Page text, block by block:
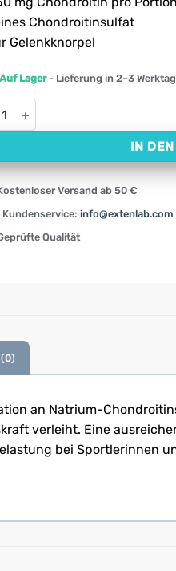
Chondroitinsulfat
Gelenkknorpel
Auf Lager- Lieferung in 2–3
500 Activlab Pharma,
IN
Versand ab 50 €
Kundenservice: info@extenlab.com
Qualität
(0)
an Natrium-
verleiht. Eine
bei Sportlerinnen